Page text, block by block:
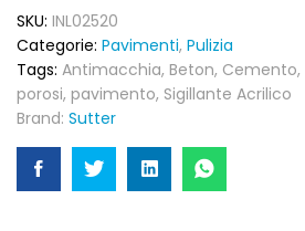
pavimenti
cemento
e
porosi
quantity
SKU: INL02520
Categorie: Pavimenti, Pulizia
Tags: Antimacchia, Beton, Cemento,
porosi, pavimento, Sigillante Acrilico
Brand: Sutter